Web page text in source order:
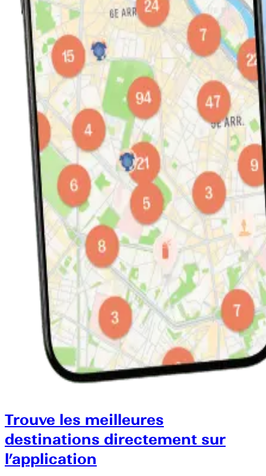
Trouve les meilleures
destinations directement sur
l’application